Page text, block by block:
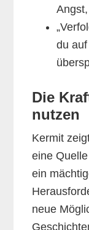
du
Die
nutzen
Kermit
eine
ein
neue